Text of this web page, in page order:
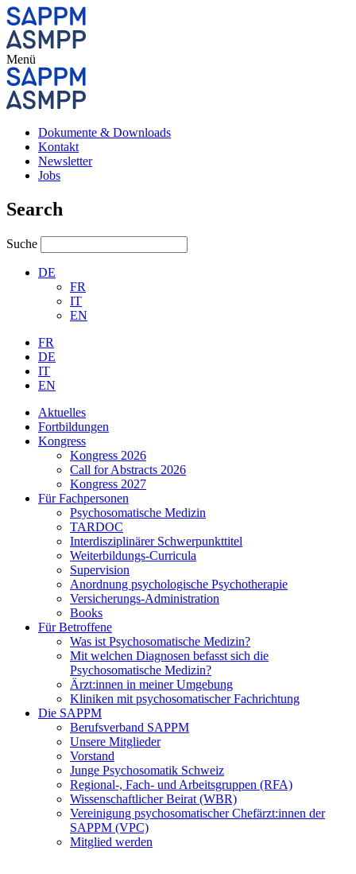
Menü
Dokumente & Downloads
Kontakt
Newsletter
Jobs
Search
Suche
DE
FR
IT
EN
FR
DE
IT
EN
Aktuelles
Fortbildungen
Kongress
Kongress 2026
Call for Abstracts 2026
Kongress 2027
Für Fachpersonen
Psychosomatische Medizin
TARDOC
Interdisziplinärer Schwerpunkttitel
Weiterbildungs-Curricula
Supervision
Anordnung psychologische Psychotherapie
Versicherungs-Administration
Books
Für Betroffene
Was ist Psychosomatische Medizin?
Mit welchen Diagnosen befasst sich die
Psychosomatische Medizin?
Ärzt:innen in meiner Umgebung
Kliniken mit psychosomatischer Fachrichtung
Die SAPPM
Berufsverband SAPPM
Unsere Mitglieder
Vorstand
Junge Psychosomatik Schweiz
Regional-, Fach- und Arbeitsgruppen (RFA)
Wissenschaftlicher Beirat (WBR)
Vereinigung psychosomatischer Chefärzt:innen der
SAPPM (VPC)
Mitglied werden